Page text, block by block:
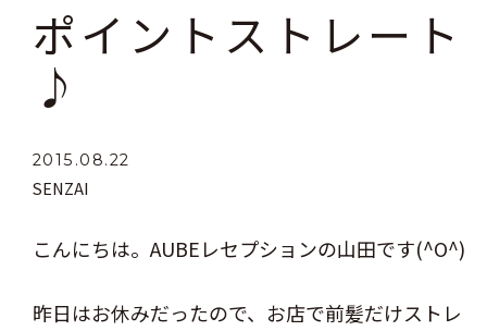
ポイントストレート
♪
2015.08.22
SENZAI
こんにちは。AUBEレセプションの山田です(^O^)
昨日はお休みだったので、お店で前髪だけストレ